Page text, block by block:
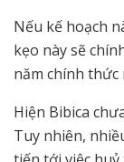
Nếu kế hoạch
kẹo này sẽ
năm chính thức
Hiện Bibica
Tuy nhiên,